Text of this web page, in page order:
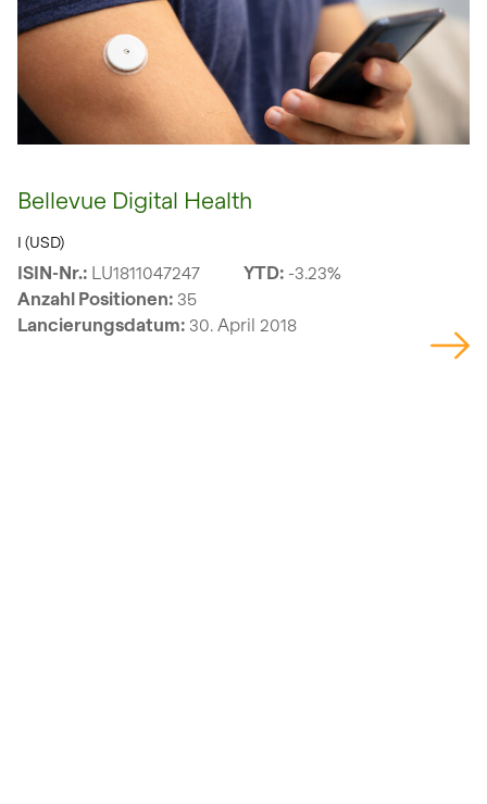
Bellevue Digital Health
I (USD)
ISIN-Nr.: LU1811047247 YTD: -3.23%
Anzahl Positionen: 35
Lancierungsdatum: 30. April 2018